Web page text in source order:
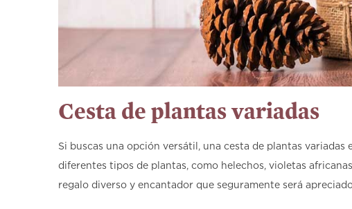
Cesta de plantas variadas
Si buscas una opción versátil, una cesta de plantas variadas
diferentes tipos de plantas, como helechos, violetas
regalo diverso y encantador que seguramente será